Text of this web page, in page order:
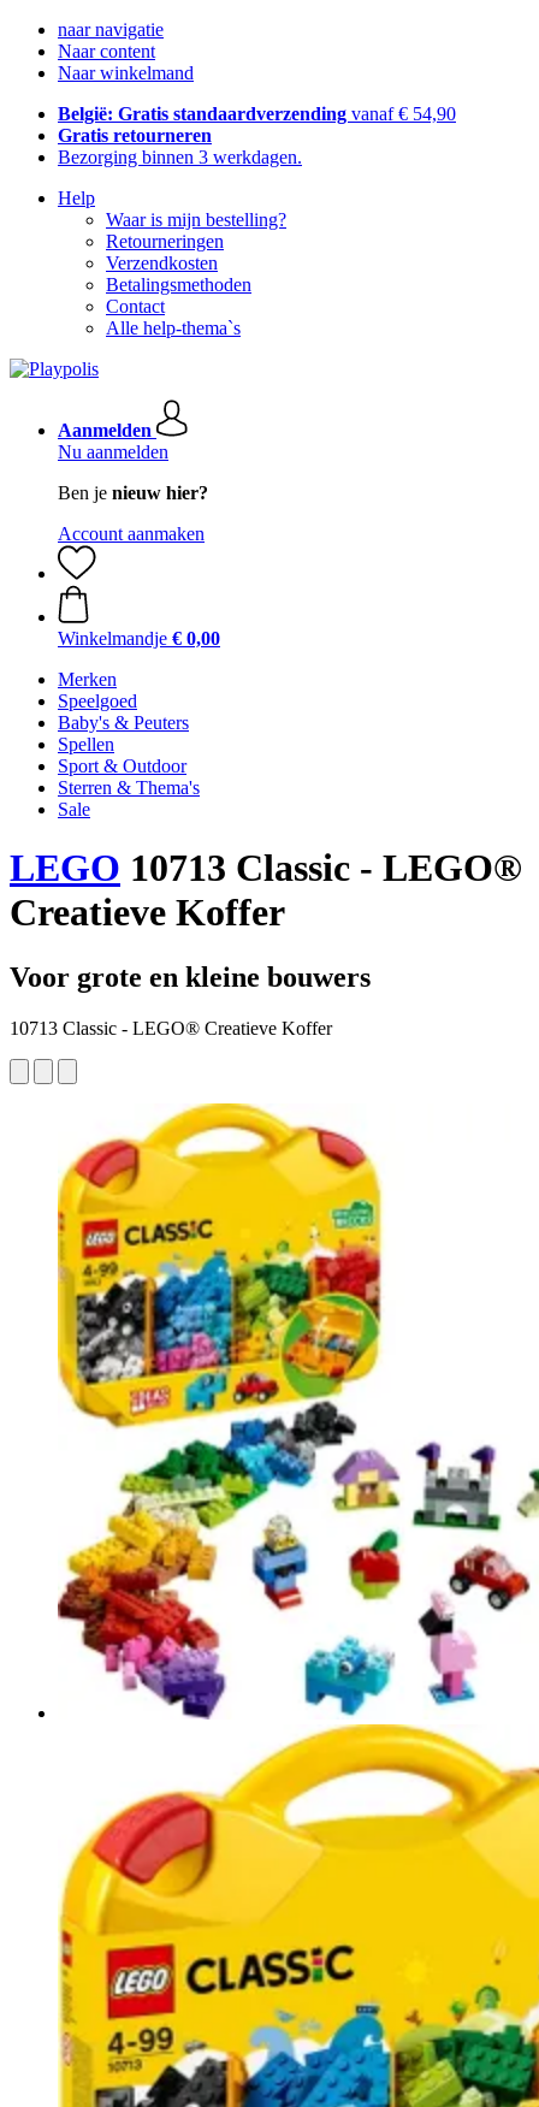
naar navigatie
Naar content
Naar winkelmand
België: Gratis standaardverzending vanaf € 54,90
Gratis retourneren
Bezorging binnen 3 werkdagen.
Help
Waar is mijn bestelling?
Retourneringen
Verzendkosten
Betalingsmethoden
Contact
Alle help-thema`s
Aanmelden
Nu aanmelden
Ben je nieuw hier?
Account aanmaken
Winkelmandje € 0,00
Merken
Speelgoed
Baby's & Peuters
Spellen
Sport & Outdoor
Sterren & Thema's
Sale
LEGO 10713 Classic - LEGO®
Creatieve Koffer
Voor grote en kleine bouwers
10713 Classic - LEGO® Creatieve Koffer